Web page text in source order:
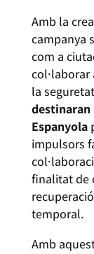
Amb la
campanya
com a
la
destinaran
Espanyola
impulsors
finalitat de
temporal.
Amb